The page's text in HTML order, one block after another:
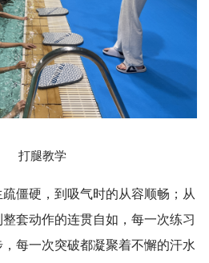
打腿教学
僵硬，到吸气时的从容顺畅；从
套动作的连贯自如，每一次练习
每一次突破都凝聚着不懈的汗水